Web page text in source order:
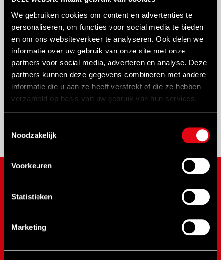
We gebruiken cookies om content en advertenties te
personaliseren, om functies voor social media te bieden
en om ons websiteverkeer te analyseren. Ook delen we
informatie over uw gebruik van onze site met onze
partners voor social media, adverteren en analyse. Deze
partners kunnen deze gegevens combineren met andere
informatie die u aan ze heeft verstrekt of die ze hebben
verzameld op basis van uw gebruik van hun services.
Noodzakelijk
Voorkeuren
Statistieken
Marketing
Aandrijfbuis voor enkelzijdige ringsleutel
Monkeysleutel (spoorwegsleutel)
Multi-kop vatensleutel
Enkelzijdige ringsleutel
Enkelzijdige ringsleutel voor verlengbuis
Enkelzijdige steeksleutel
Slagmoerleutel (12-kant)
SPX Bolting
RAD Torque